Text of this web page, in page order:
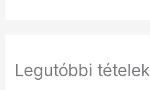
Legutóbbi tételek